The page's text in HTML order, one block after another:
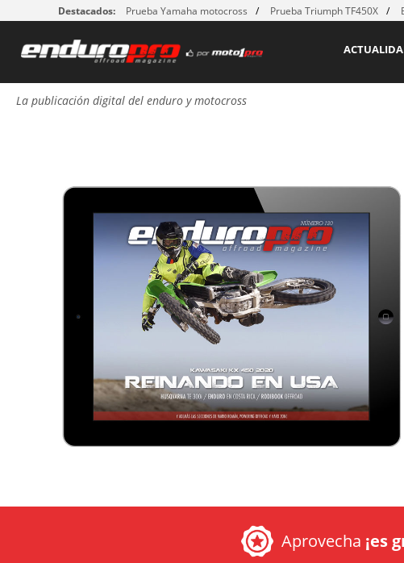
Destacados: Prueba Yamaha motocross Prueba Triumph TF450X
La publicación digital del enduro y motocross
Aprovecha ¡es